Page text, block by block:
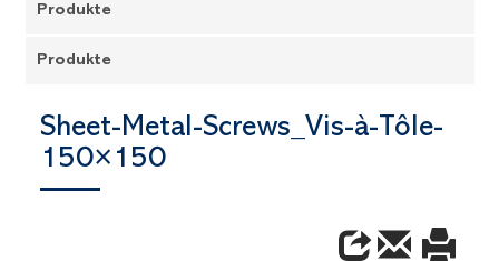
Produkte
Produkte
Sheet-Metal-Screws_Vis-à-Tôle-
150×150